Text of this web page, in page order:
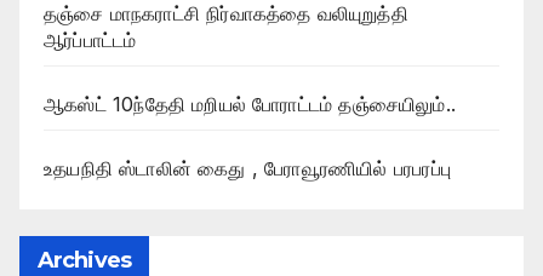
தஞ்சை மாநகராட்சி நிர்வாகத்தை வலியுறுத்தி
ஆர்ப்பாட்டம்
ஆகஸ்ட் 10ந்தேதி மறியல் போராட்டம் தஞ்சையிலும்..
உதயநிதி ஸ்டாலின் கைது , பேராவூரணியில் பரபரப்பு
Archives